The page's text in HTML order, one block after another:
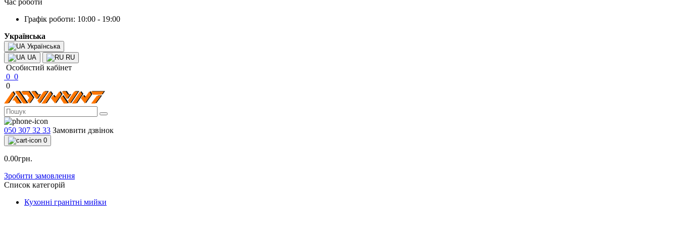
Час роботи
Графік роботи: 10:00 - 19:00
Українська
Українська
UA
RU
Особистий кабінет
0 0
0
050 307 32 33 Замовити дзвінок
0
0.00грн.
Зробити замовлення
Список категорій
Кухонні гранітні мийки